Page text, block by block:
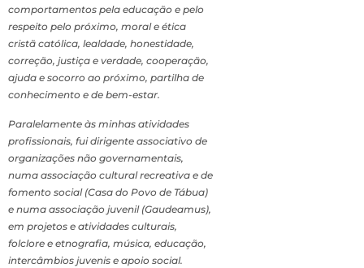
comportamentos pela educação e pelo
respeito pelo próximo, moral e ética
cristã católica, lealdade, honestidade,
correção, justiça e verdade, cooperação,
ajuda e socorro ao próximo, partilha de
conhecimento e de bem-estar.
Paralelamente às minhas atividades
profissionais, fui dirigente associativo de
organizações não governamentais,
numa associação cultural recreativa e de
fomento social (Casa do Povo de Tábua)
e numa associação juvenil (Gaudeamus),
em projetos e atividades culturais,
folclore e etnografia, música, educação,
intercâmbios juvenis e apoio social.